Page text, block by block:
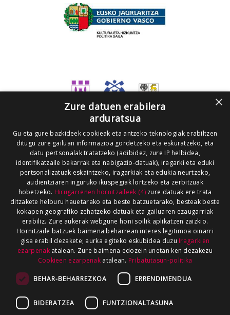
×
Zure datuen erabilera
arduratsua
Gu eta gure bazkideek cookieak eta antzeko teknologiak erabiltzen
ditugu zure gailuan informazioa gordetzeko eta eskuratzeko, eta
datu pertsonalak tratatzeko (adibidez, zure IP helbidea,
identifikatzaile bakarrak eta nabigazio-datuak), iragarki eta eduki
pertsonalizatuak eskaintzeko, iragarkiak eta edukia neurtzeko,
audientziaren inguruko ikuspegiak lortzeko eta zerbitzuak
hobetzeko. Hirugarrenen hornitzaileek (4)zure datuak ere trata
ditzakete helburu hauetarako eta beste batzuetarako, besteak beste
kokapen geografiko zehatzeko datuak eta gailuaren ezaugarriak
erabiliz. Zure aukerak webgune honi soilik aplikatzen zaizkio.
Hornitzaile batzuek baimena beharrean interes legitimoa oinarri
gisa erabil dezakete; aurka egiteko eskubidea duzu Iragarkien
ezarpenakatalean. Zure baimena edozein unetan ken dezakezu
Cookieen ezarpenak atalean. Pribatutasun-politika
BEHAR-BEHARREZKOA ERRENDIMENDUA
BIDERATZEA FUNTZIONALTASUNA